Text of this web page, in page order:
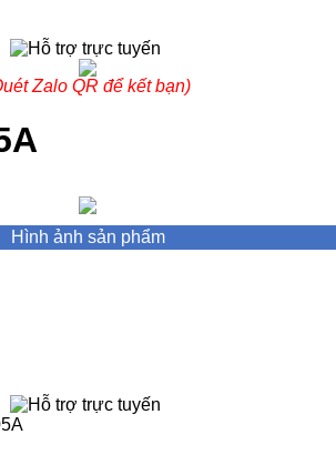
Zalo QR để kết bạn)
Hình ảnh sản phẩm